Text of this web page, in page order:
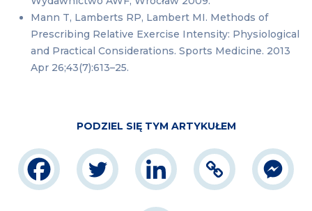
Mann T, Lamberts RP, Lambert MI. Methods of
Prescribing Relative Exercise Intensity: Physiological
and Practical Considerations. Sports Medicine. 2013
Apr 26;43(7):613–25.
PODZIEL SIĘ TYM ARTYKUŁEM